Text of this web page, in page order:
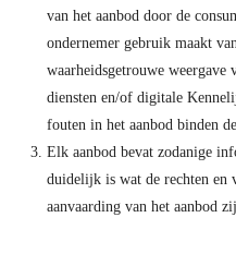
van het aanbod door de
ondernemer gebruik maakt
waarheidsgetrouwe weergave
diensten en/of digitale
fouten in het aanbod binden
Elk aanbod bevat zodanige
duidelijk is wat de rechten en
aanvaarding van het aanbod